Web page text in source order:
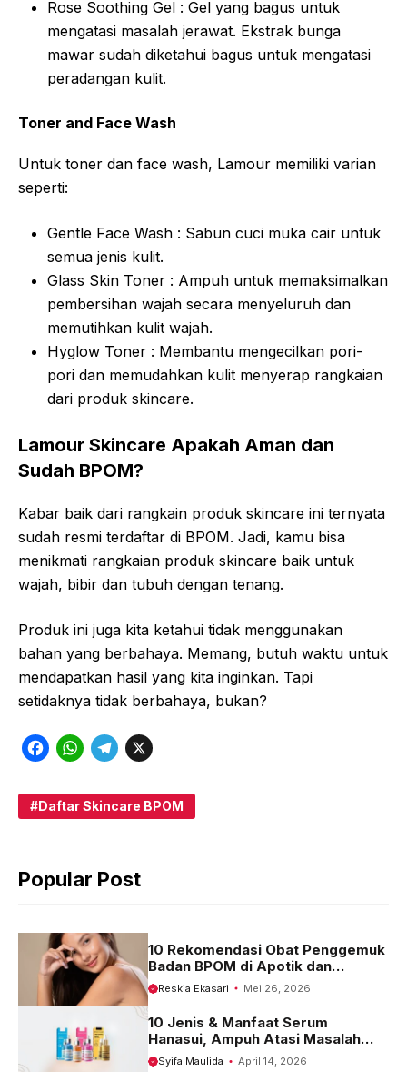
Rose Soothing Gel : Gel yang bagus untuk
mengatasi masalah jerawat. Ekstrak bunga
mawar sudah diketahui bagus untuk mengatasi
peradangan kulit.
Toner and Face Wash
Untuk toner dan face wash, Lamour memiliki varian
seperti:
Gentle Face Wash : Sabun cuci muka cair untuk
semua jenis kulit.
Glass Skin Toner : Ampuh untuk memaksimalkan
pembersihan wajah secara menyeluruh dan
memutihkan kulit wajah.
Hyglow Toner : Membantu mengecilkan pori-
pori dan memudahkan kulit menyerap rangkaian
dari produk skincare.
Lamour Skincare Apakah Aman dan
Sudah BPOM?
Kabar baik dari rangkain produk skincare ini ternyata
sudah resmi terdaftar di BPOM. Jadi, kamu bisa
menikmati rangkaian produk skincare baik untuk
wajah, bibir dan tubuh dengan tenang.
Produk ini juga kita ketahui tidak menggunakan
bahan yang berbahaya. Memang, butuh waktu untuk
mendapatkan hasil yang kita inginkan. Tapi
setidaknya tidak berbahaya, bukan?
F
c
o
W
a
A
p
T
l
r
m
X
Daftar Skincare BPOM
Popular Post
10 Rekomendasi Obat Penggemuk
Badan BPOM di Apotik dan
Harganya
Reskia Ekasari Mei 26, 2026
10 Jenis & Manfaat Serum
Hanasui, Ampuh Atasi Masalah
Kulit
Syifa Maulida April 14, 2026